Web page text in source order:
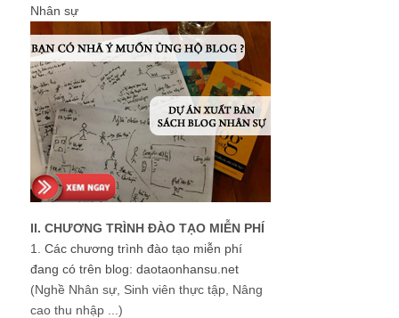
Nhân sự
II. CHƯƠNG TRÌNH ĐÀO TẠO MIỄN PHÍ
1. Các chương trình đào tạo miễn phí
đang có trên blog: daotaonhansu.net
(Nghề Nhân sự, Sinh viên thực tập, Nâng
cao thu nhập ...)